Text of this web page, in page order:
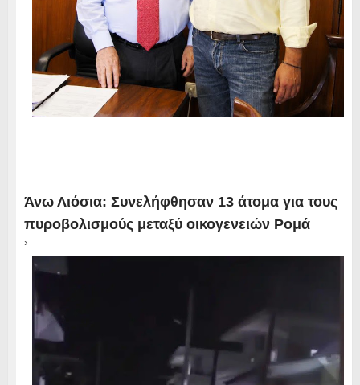
Άνω Λιόσια: Συνελήφθησαν 13 άτομα για τους
πυροβολισμούς μεταξύ οικογενειών Ρομά
›